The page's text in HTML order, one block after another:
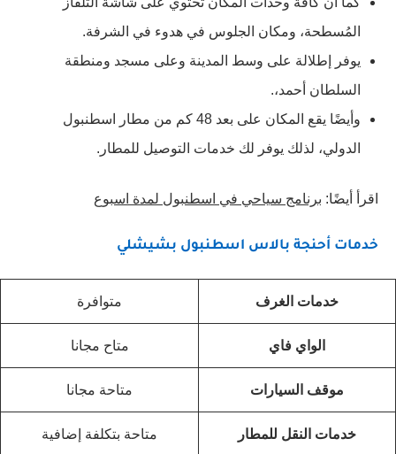
المُسطحة، ومكان الجلوس في هدوء في الشرفة.
يوفر إطلالة على وسط المدينة وعلى مسجد ومنطقة
السلطان أحمد،.
وأيضًا يقع المكان على بعد 48 كم من مطار اسطنبول
الدولي، لذلك يوفر لك خدمات التوصيل للمطار.
اقرأ أيضًا: برنامج سياحي في اسطنبول لمدة اسبوع
خدمات أحنجة بالاس اسطنبول بشيشلي
خدمات الغرف متوافرة
الواي فاي متاح مجانا
موقف السيارات متاحة مجانا
خدمات النقل للمطار متاحة بتكلفة إضافية